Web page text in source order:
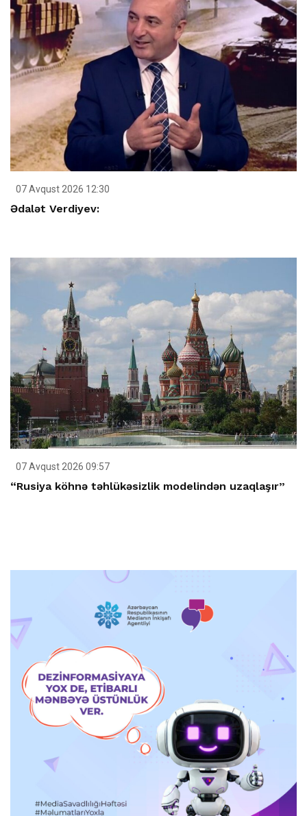
07 Avqust 2026 12:30
Ədalət Verdiyev:
07 Avqust 2026 09:57
“Rusiya köhnə təhlükəsizlik modelindən uzaqlaşır”